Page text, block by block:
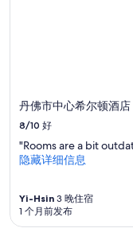
价
格
供
应
况
可
能
丹佛市中心希尔顿酒店
8/10 好
"Rooms are a bit
隐藏详细信息
Yi-Hsin 3 晚住宿
1 个月前发布